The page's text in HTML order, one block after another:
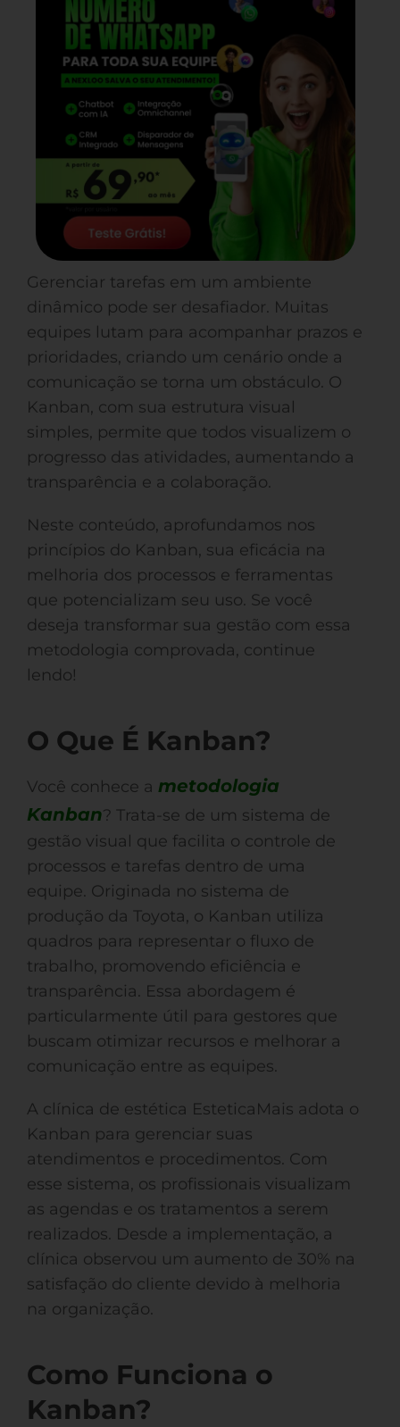
Gerenciar tarefas em um ambiente
dinâmico pode ser desafiador. Muitas
equipes lutam para acompanhar prazos e
prioridades, criando um cenário onde a
comunicação se torna um obstáculo. O
Kanban, com sua estrutura visual
simples, permite que todos visualizem o
progresso das atividades, aumentando a
transparência e a colaboração.
Neste conteúdo, aprofundamos nos
princípios do Kanban, sua eficácia na
melhoria dos processos e ferramentas
que potencializam seu uso. Se você
deseja transformar sua gestão com essa
metodologia comprovada, continue
lendo!
O Que É Kanban?
Você conhece a metodologia
Kanban? Trata-se de um sistema de
gestão visual que facilita o controle de
processos e tarefas dentro de uma
equipe. Originada no sistema de
produção da Toyota, o Kanban utiliza
quadros para representar o fluxo de
trabalho, promovendo eficiência e
transparência. Essa abordagem é
particularmente útil para gestores que
buscam otimizar recursos e melhorar a
comunicação entre as equipes.
A clínica de estética EsteticaMais adota o
Kanban para gerenciar suas
atendimentos e procedimentos. Com
esse sistema, os profissionais visualizam
as agendas e os tratamentos a serem
realizados. Desde a implementação, a
clínica observou um aumento de 30% na
satisfação do cliente devido à melhoria
na organização.
Como Funciona o
Kanban?